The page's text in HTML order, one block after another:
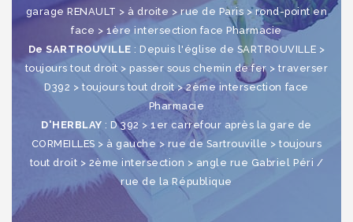
garage RENAULT > à droite > rue de Paris > rond-point en
face > 1ère intersection face Pharmacie
De SARTROUVILLE : Depuis l'église de SARTROUVILLE >
toujours tout droit > passer sous chemin de fer > traverser
D392 > toujours tout droit > 2ème intersection face
Pharmacie
D'HERBLAY : D 392 > 1er carrefour après la gare de
CORMEILLES > à gauche > rue de Sartrouville > toujours
tout droit > 2ème intersection > angle rue Gabriel Péri /
rue de la République